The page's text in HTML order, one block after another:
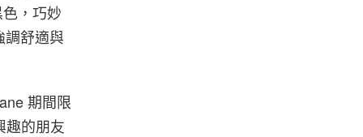
，巧妙
調舒適與
期間限
趣的朋友